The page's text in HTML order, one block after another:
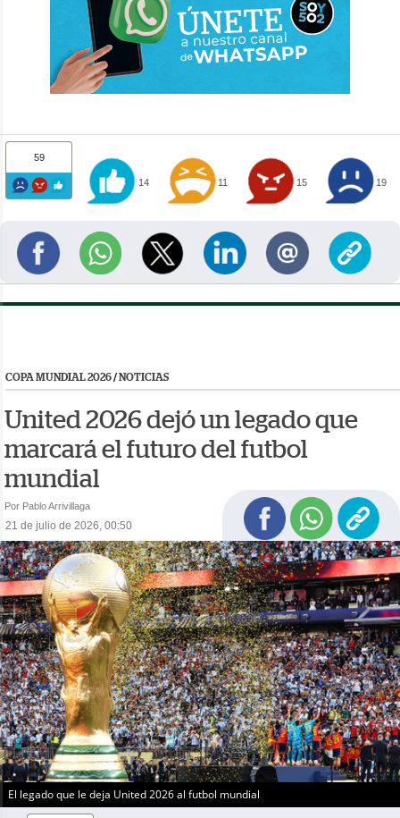
59
14 11 15 19
COPA MUNDIAL 2026/NOTICIAS
United 2026 dejó un legado que
marcará el futuro del futbol
mundial
Por Pablo Arrivillaga
21 de julio de 2026, 00:50
El legado que le deja United 2026 al futbol mundial